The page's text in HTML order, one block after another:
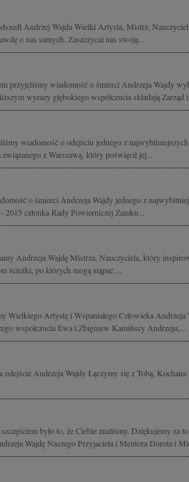
Andrzej Wajda Wielki Artysta, Mistrz,
o nas samych. Zaszczycał nas swoją...
przyjęliśmy wiadomość o śmierci Andrzeja Wajdy
wyrazy głębokiego współczucia składają Zarząd
wiadomość o odejściu jednego z
z Warszawą, który poświęcił jej...
o śmierci Andrzeja Wajdy jednego z
członka Rady Powierniczej Zamku...
Andrzeja Wajdę Mistrza, Nauczyciela, który
ścieżki, po których mogą stąpać....
Wielkiego Artystę i Wspaniałego Człowieka
współczucia Ewa i Zbigniew Kamińscy Andrzeju,...
odejście Andrzeja Wajdy Łączymy się z Tobą,
było to, że Ciebie znaliśmy. Dziękujemy za
Wajdę Naszego Przyjaciela i Mentora Dorota i